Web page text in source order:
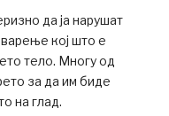
да ја нарушат
кој што е
тело. Многу од
за да им биде
на глад.